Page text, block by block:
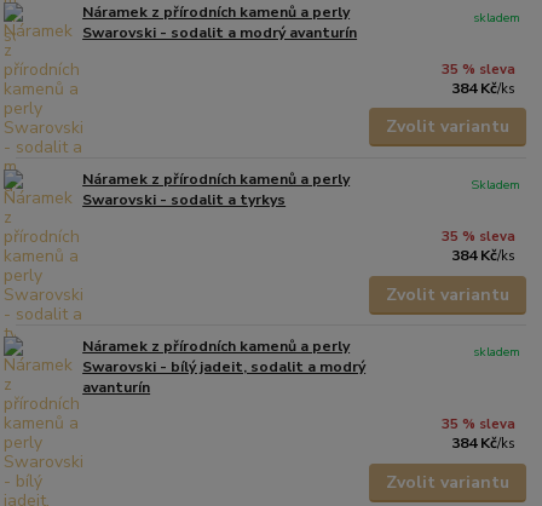
Náramek z přírodních kamenů a perly
Swarovski - sodalit a modrý avanturín
35 % sleva
384 Kč/ks
skladem
Zvolit variantu
Náramek z přírodních kamenů a perly
Swarovski - sodalit a tyrkys
35 % sleva
384 Kč/ks
Skladem
Zvolit variantu
Náramek z přírodních kamenů a perly
Swarovski - bílý jadeit, sodalit a modrý
avanturín
35 % sleva
384 Kč/ks
skladem
Zvolit variantu